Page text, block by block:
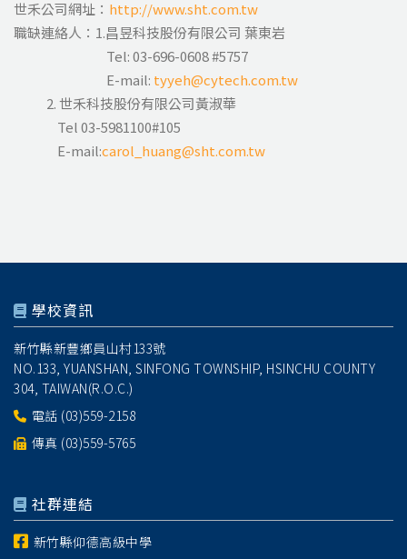
世禾公司網址： http://www.sht.com.tw
職缺連絡人：1.昌昱科技股份有限公司 葉東岩
Tel: 03-696-0608 #5757
E-mail: tyyeh@cytech.com.tw
2. 世禾科技股份有限公司黃淑華
Tel 03-5981100#105
E-mail:carol_huang@sht.com.tw
學校資訊
新竹縣新豐鄉員山村133號
NO.133, YUANSHAN, SINFONG TOWNSHIP, HSINCHU COUNTY
304, TAIWAN(R.O.C.)
電話 (03)559-2158
傳真 (03)559-5765
社群連結
新竹縣仰德高級中學